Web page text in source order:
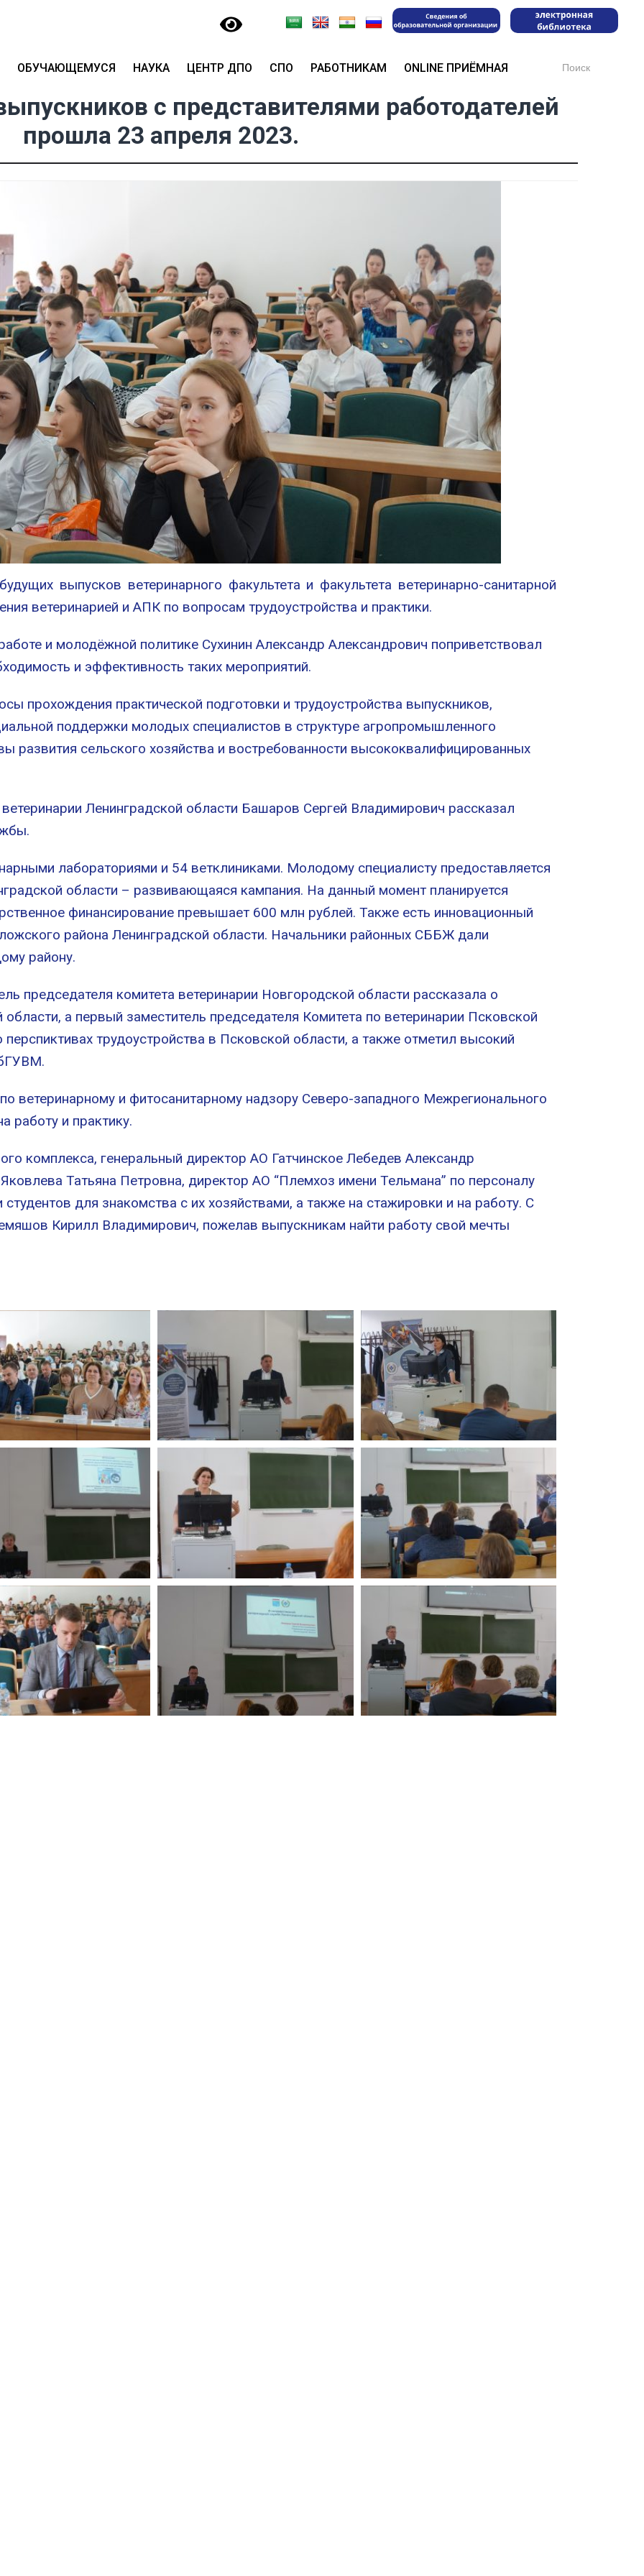
ОБУЧАЮЩЕМУСЯ НАУКА ЦЕНТР ДПО СПО РАБОТНИКАМ ONLINE ПРИЁМНАЯ for:
с представителями работодателей
прошла 23 апреля 2023.
выпусков ветеринарного факультета и факультета ветеринарно-санитарной
ветеринарией и АПК по вопросам трудоустройства и практики.
и молодёжной политике Сухинин Александр Александрович поприветствовал
и эффективность таких мероприятий.
прохождения практической подготовки и трудоустройства выпускников,
поддержки молодых специалистов в структуре агропромышленного
развития сельского хозяйства и востребованности высококвалифицированных
Ленинградской области Башаров Сергей Владимирович рассказал
лабораториями и 54 ветклиниками. Молодому специалисту предоставляется
области – развивающаяся кампания. На данный момент планируется
финансирование превышает 600 млн рублей. Также есть инновационный
района Ленинградской области. Начальники районных СББЖ дали
району.
председателя комитета ветеринарии Новгородской области рассказала о
а первый заместитель председателя Комитета по ветеринарии Псковской
трудоустройства в Псковской области, а также отметил высокий
ветеринарному и фитосанитарному надзору Северо-западного Межрегионального
работу и практику.
комплекса, генеральный директор АО Гатчинское Лебедев Александр
Татьяна Петровна, директор АО “Племхоз имени Тельмана” по персоналу
студентов для знакомства с их хозяйствами, а также на стажировки и на работу. С
Кирилл Владимирович, пожелав выпускникам найти работу свой мечты